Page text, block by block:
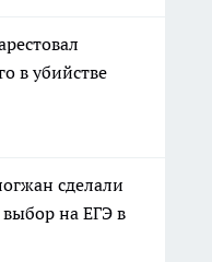
в убийстве
сделали
на ЕГЭ в